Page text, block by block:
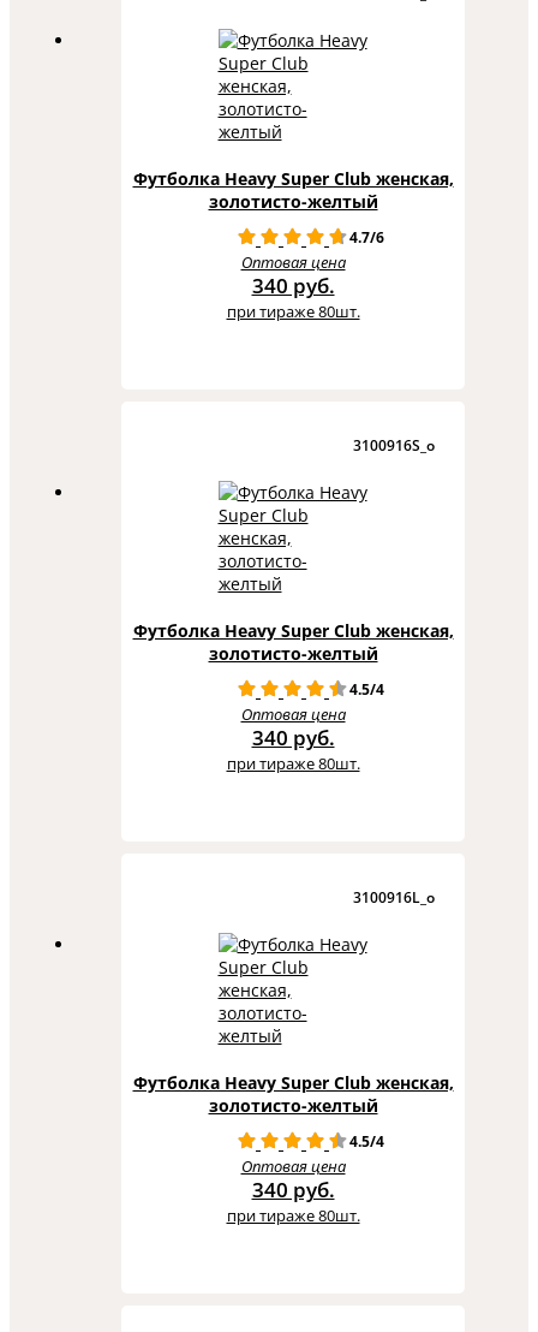
Футболка Heavy Super Club женская,
золотисто-желтый
4.7/6
Оптовая цена
340 руб.
при тираже 80шт.
3100916S_o
Футболка Heavy Super Club женская,
золотисто-желтый
4.5/4
Оптовая цена
340 руб.
при тираже 80шт.
3100916L_o
Футболка Heavy Super Club женская,
золотисто-желтый
4.5/4
Оптовая цена
340 руб.
при тираже 80шт.